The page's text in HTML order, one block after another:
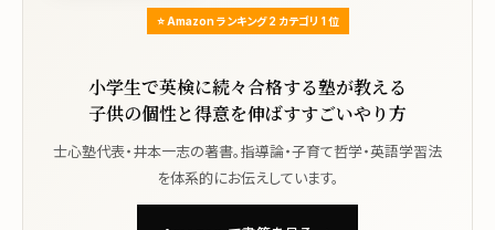
⭐ Amazon ランキング 2 カテゴリ 1 位
小学生で英検に続々合格する塾が教える
子供の個性と得意を伸ばすすごいやり方
士心塾代表・井本一志の著書。指導論・子育て哲学・英語学習法
を体系的にお伝えしています。